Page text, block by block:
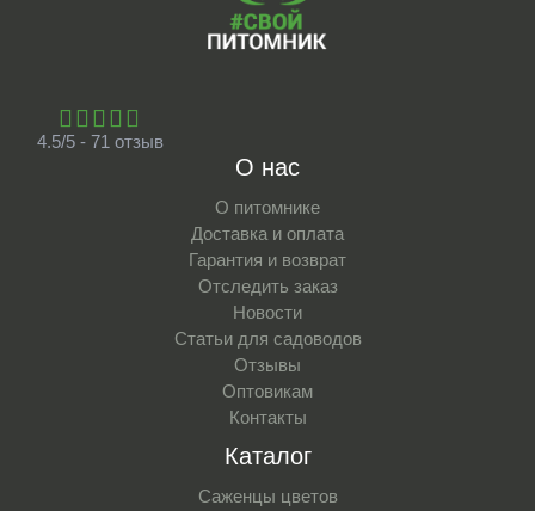
4.5/5 - 71 отзыв
О нас
О питомнике
Доставка и оплата
Гарантия и возврат
Отследить заказ
Новости
Статьи для садоводов
Отзывы
Оптовикам
Контакты
Каталог
Саженцы цветов